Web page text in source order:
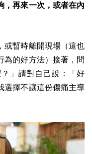
，再來一次，或者在內
或暫時離開現場（這也
為的好方法）接著，問
」請對自己說：「好
選擇不讓這份傷痛主導